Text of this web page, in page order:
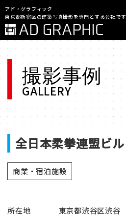
アド・グラフィック
東京都新宿区の建築写真撮影を専門とする会社です
撮影事例
GALLERY
全日本柔拳連盟ビル
商業・宿泊施設
所在地 東京都渋谷区渋谷